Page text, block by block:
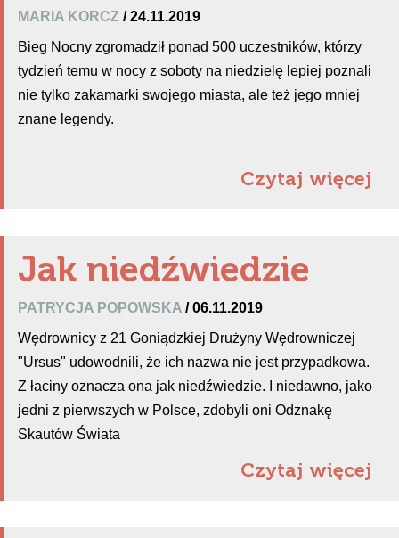
MARIA KORCZ / 24.11.2019
Bieg Nocny zgromadził ponad 500 uczestników, którzy
tydzień temu w nocy z soboty na niedzielę lepiej poznali
nie tylko zakamarki swojego miasta, ale też jego mniej
znane legendy.
Czytaj więcej
Jak niedźwiedzie
PATRYCJA POPOWSKA / 06.11.2019
Wędrownicy z 21 Goniądzkiej Drużyny Wędrowniczej
"Ursus" udowodnili, że ich nazwa nie jest przypadkowa.
Z łaciny oznacza ona jak niedźwiedzie. I niedawno, jako
jedni z pierwszych w Polsce, zdobyli oni Odznakę
Skautów Świata
Czytaj więcej